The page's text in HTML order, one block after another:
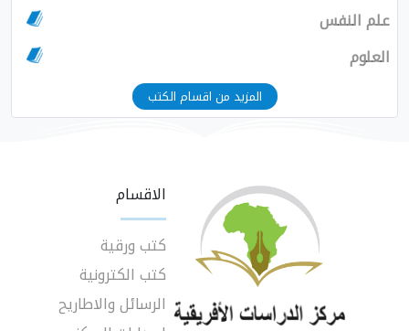
علم النفس
العلوم
المزيد من اقسام الكتب
الاقسام
كتب ورقية
كتب الكترونية
الرسائل والاطاريح